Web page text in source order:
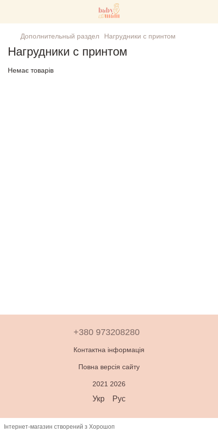
Дополнительный раздел Нагрудники с принтом
Нагрудники с принтом
Немає товарів
+380 973208280
Контактна інформація
Повна версія сайту
2021 2026
Укр Рус
Інтернет-магазин створений з Хорошоп